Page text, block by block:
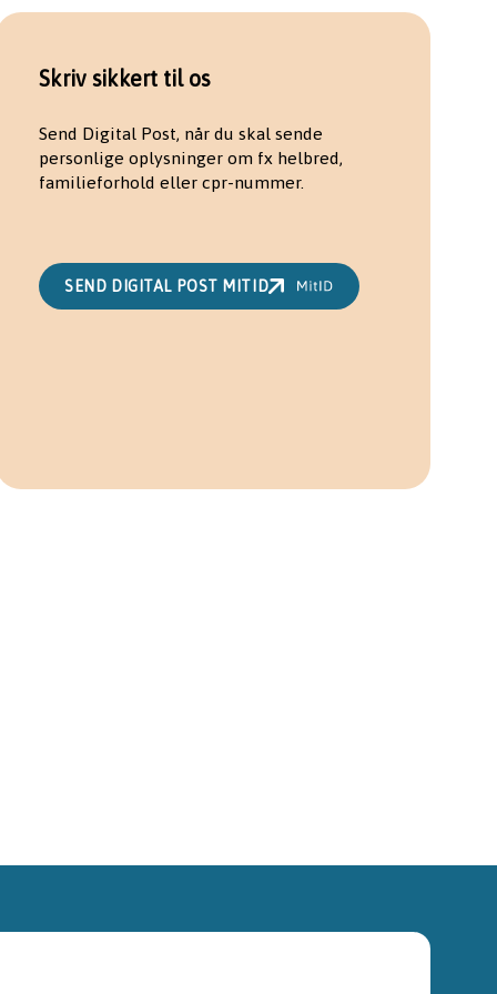
Skriv sikkert til os
Send Digital Post, når du skal sende
personlige oplysninger om fx helbred,
familieforhold eller cpr-nummer.
SEND DIGITAL POST MITID